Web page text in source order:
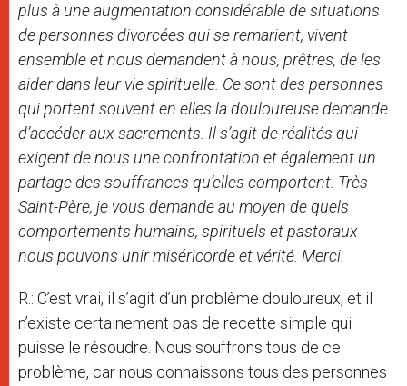
plus à une augmentation considérable de situations
de personnes divorcées qui se remarient, vivent
ensemble et nous demandent à nous, prêtres, de les
aider dans leur vie spirituelle. Ce sont des personnes
qui portent souvent en elles la douloureuse demande
d’accéder aux sacrements. Il s’agit de réalités qui
exigent de nous une confrontation et également un
partage des souffrances qu’elles comportent. Très
Saint-Père, je vous demande au moyen de quels
comportements humains, spirituels et pastoraux
nous pouvons unir miséricorde et vérité. Merci.
R.: C’est vrai, il s’agit d’un problème douloureux, et il
n’existe certainement pas de recette simple qui
puisse le résoudre. Nous souffrons tous de ce
problème, car nous connaissons tous des personnes